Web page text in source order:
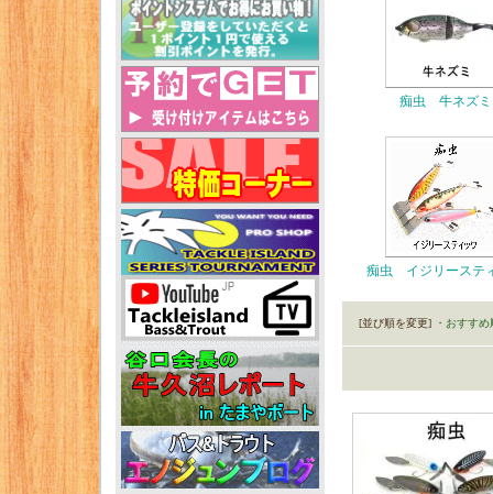
痴虫 牛ネズミ
痴虫 イジリーステ
[並び順を変更] ・おすすめ